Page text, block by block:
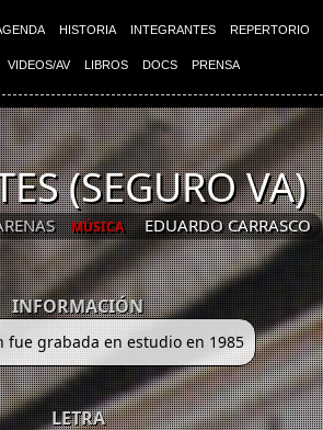
HISTORIA INTEGRANTES REPERTORIO
VIDEOS/AV LIBROS DOCS PRENSA
(SEGURO VA)
MÚSICA EDUARDO CARRASCO
INFORMACIÓN
fue grabada en estudio en 1985
LETRA